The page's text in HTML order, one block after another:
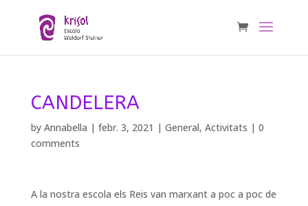
CANDELERA
by Annabella | febr. 3, 2021 | General, Activitats | 0
comments
A la nostra escola els Reis van marxant a poc a poc de